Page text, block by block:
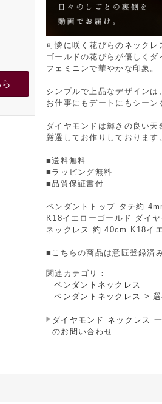
可憐に咲く花びらのネックレ
ゴールドの花びらが優しく
フェミニンで華やかな印象。
シンプルで上品なデザインは
お仕事にもデートにもシーン
ダイヤモンドは輝きの良い天
厳選してお作りしております
■送料無料
■ラッピング無料
■品質保証書付
ペンダントトップ タテ約
K18イエローゴールド ダイ
ネックレス 約 40cm K18イ
■こちらの商品は意匠登録済
関連カテゴリ：
ペンダントネックレス
ペンダントネックレス >
ダイヤモンド ネックレス
のお問い合わせ